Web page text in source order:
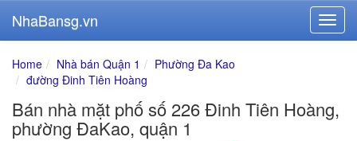
NhaBansg.vn
Home Nhà bán Quận 1
Phường Đa Kao
đường Đinh Tiên Hoàng
Bán nhà mặt phố số 226 Đinh Tiên Hoàng,
phường ĐaKao, quận 1